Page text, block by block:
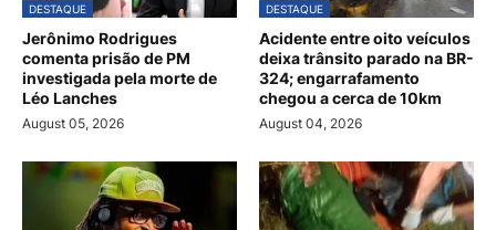
DESTAQUE
Jerônimo Rodrigues
comenta prisão de PM
investigada pela morte de
Léo Lanches
August 05, 2026
DESTAQUE
Acidente entre oito veículos
deixa trânsito parado na BR-
324; engarrafamento
chegou a cerca de 10km
August 04, 2026